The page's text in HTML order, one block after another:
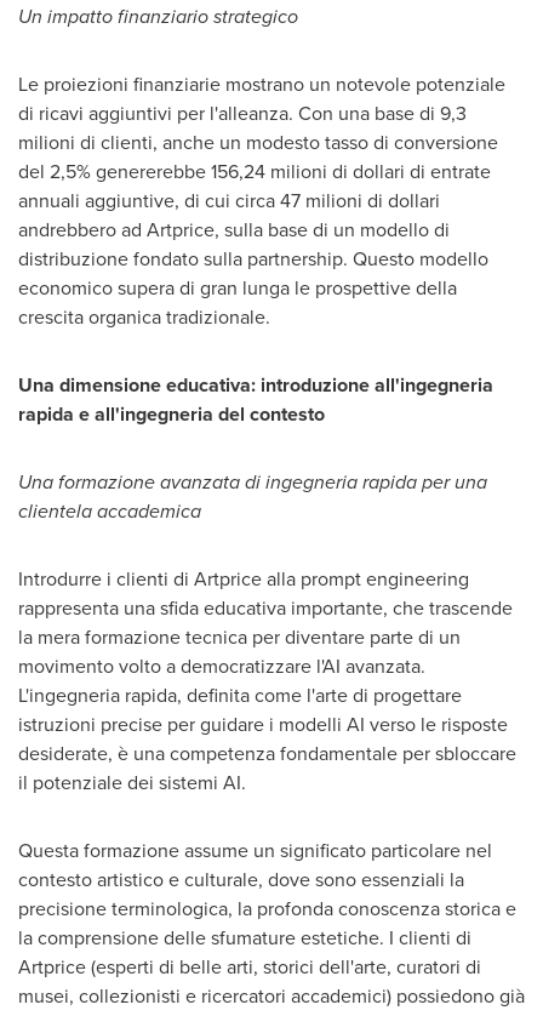
Un impatto finanziario strategico
Le proiezioni finanziarie mostrano un notevole potenziale
di ricavi aggiuntivi per l'alleanza. Con una base di 9,3
milioni di clienti, anche un modesto tasso di conversione
del 2,5% genererebbe 156,24 milioni di dollari di entrate
annuali aggiuntive, di cui circa 47 milioni di dollari
andrebbero ad Artprice, sulla base di un modello di
distribuzione fondato sulla partnership. Questo modello
economico supera di gran lunga le prospettive della
crescita organica tradizionale.
Una dimensione educativa: introduzione all'ingegneria
rapida e all'ingegneria del contesto
Una formazione avanzata di ingegneria rapida per una
clientela accademica
Introdurre i clienti di Artprice alla prompt engineering
rappresenta una sfida educativa importante, che trascende
la mera formazione tecnica per diventare parte di un
movimento volto a democratizzare l'AI avanzata.
L'ingegneria rapida, definita come l'arte di progettare
istruzioni precise per guidare i modelli AI verso le risposte
desiderate, è una competenza fondamentale per sbloccare
il potenziale dei sistemi AI.
Questa formazione assume un significato particolare nel
contesto artistico e culturale, dove sono essenziali la
precisione terminologica, la profonda conoscenza storica e
la comprensione delle sfumature estetiche. I clienti di
Artprice (esperti di belle arti, storici dell'arte, curatori di
musei, collezionisti e ricercatori accademici) possiedono già